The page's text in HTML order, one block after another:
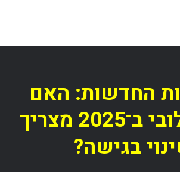
החדשות: האם
שיפוץ לובי ב־2025 מצריך
בגישה?